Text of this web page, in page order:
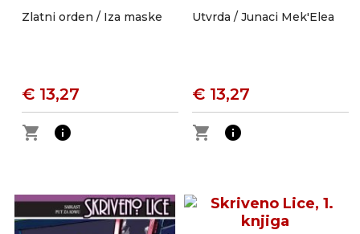
Zlatni orden / Iza maske
€ 13,27
shopping_cart
info
Utvrda / Junaci Mek'Elea
€ 13,27
shopping_cart
info